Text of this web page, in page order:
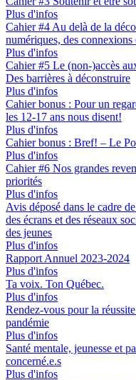
Plus d'infos
Cahier #4 Au delà de la
numériques, des connexions
Plus d'infos
Cahier #5 Le (non-)accès
Des barrières à déconstruire
Plus d'infos
Cahier bonus : Pour un
les 12-17 ans nous disent!
Plus d'infos
Cahier bonus : Bref! – Le
Plus d'infos
Cahier #6 Nos grandes
priorités
Plus d'infos
Avis déposé dans le cadre
des écrans et des réseaux
des jeunes
Plus d'infos
Rapport Annuel 2023-2024
Plus d'infos
Ta voix. Ton Québec.
Plus d'infos
Rendez-vous pour la
pandémie
Plus d'infos
Santé mentale, jeunesse et
concerné.e.s
Plus d'infos